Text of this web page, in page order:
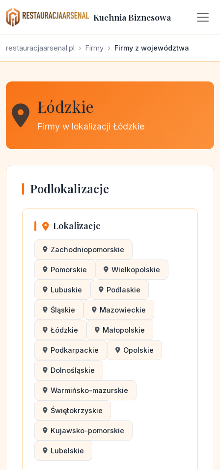
Kuchnia Biznesowa
restauracjaarsenal.pl Firmy Firmy z województwa
Łódzkie
Firmy w lokalizacji Łódzkie
Podlokalizacje
Lokalizacje
Zachodniopomorskie
Pomorskie Wielkopolskie
Lubuskie Podlaskie
Śląskie Mazowieckie
Łódzkie Małopolskie
Podkarpackie Opolskie
Dolnośląskie
Warmińsko-mazurskie
Świętokrzyskie
Kujawsko-pomorskie
Lubelskie